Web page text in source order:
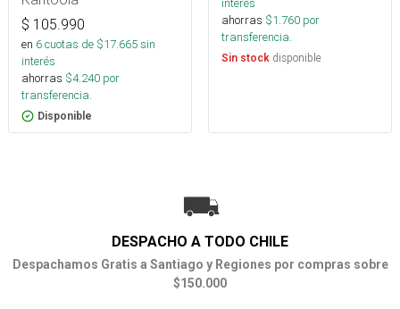
$ 105.990
en 6cuotas de $17.665sin
interés
ahorras $4.240 por
transferencia.
Disponible
interés
ahorras $1.760 por
transferencia.
Sin stock disponible
DESPACHO A TODO CHILE
Despachamos Gratis a Santiago y Regiones por compras sobre
$150.000